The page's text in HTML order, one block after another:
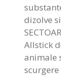
dizolve
Allstick
animale